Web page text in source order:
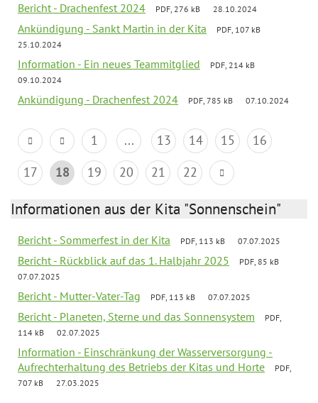
Bericht - Drachenfest 2024 PDF, 276 kB 28.10.2024
Ankündigung - Sankt Martin in der Kita
PDF, 107 kB
25.10.2024
Information - Ein neues Teammitglied
PDF, 214 kB
09.10.2024
Ankündigung - Drachenfest 2024 PDF, 785 kB 07.10.2024
1 ... 13 14 15
16
17
18 19 20 21 22
Informationen aus der Kita "Sonnenschein"
Bericht - Sommerfest in der Kita PDF, 113 kB 07.07.2025
Bericht - Rückblick auf das 1. Halbjahr 2025
PDF, 85 kB
07.07.2025
Bericht - Mutter-Vater-Tag PDF, 113 kB 07.07.2025
Bericht - Planeten, Sterne und das Sonnensystem
PDF,
114 kB
02.07.2025
Information - Einschränkung der Wasserversorgung -
Aufrechterhaltung des Betriebs der Kitas und Horte
PDF,
707 kB
27.03.2025